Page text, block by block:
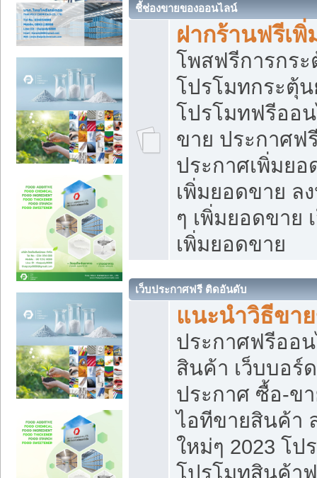
ชี้ช่องขายของออนไลน์
ฝากร้านฟรีเ
โพสฟรีการกร
โปรโมทกระตุ้
โปรโมทฟรีออ
ขาย ประกาศฟ
ประกาศเพิ่มย
เพิ่มยอดขาย ล
ๆ เพิ่มยอดขาย
เพิ่มยอดขาย
เว็บประกาศฟรี ติดอันดับ
แนะนำวิธีขา
ประกาศฟรีออ
สินค้า เว็บบอร์
ประกาศ ซื้อ-ข
ไอทีขายสินค้า
ใหม่ๆ 2023 โป
โปรโมทสินค้า